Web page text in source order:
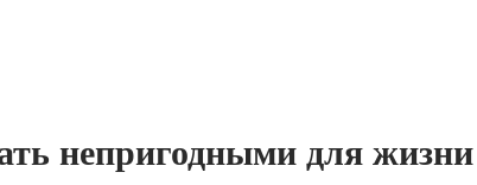
непригодными для жизни